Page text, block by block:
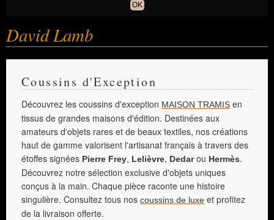
OK
David Lamb
Coussins d'Exception
Découvrez les coussins d'exception MAISON TRAMIS en
tissus de grandes maisons d'édition. Destinées aux
amateurs d'objets rares et de beaux textiles, nos créations
haut de gamme valorisent l'artisanat français à travers des
étoffes signées Pierre Frey, Lelièvre, Dedarou Hermès.
Découvrez notre sélection exclusive d'objets uniques
conçus à la main. Chaque pièce raconte une histoire
singulière. Consultez tous nos coussins de luxe et profitez
de la livraison offerte.